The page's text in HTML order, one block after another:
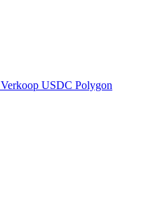
Verkoop USDC Polygon